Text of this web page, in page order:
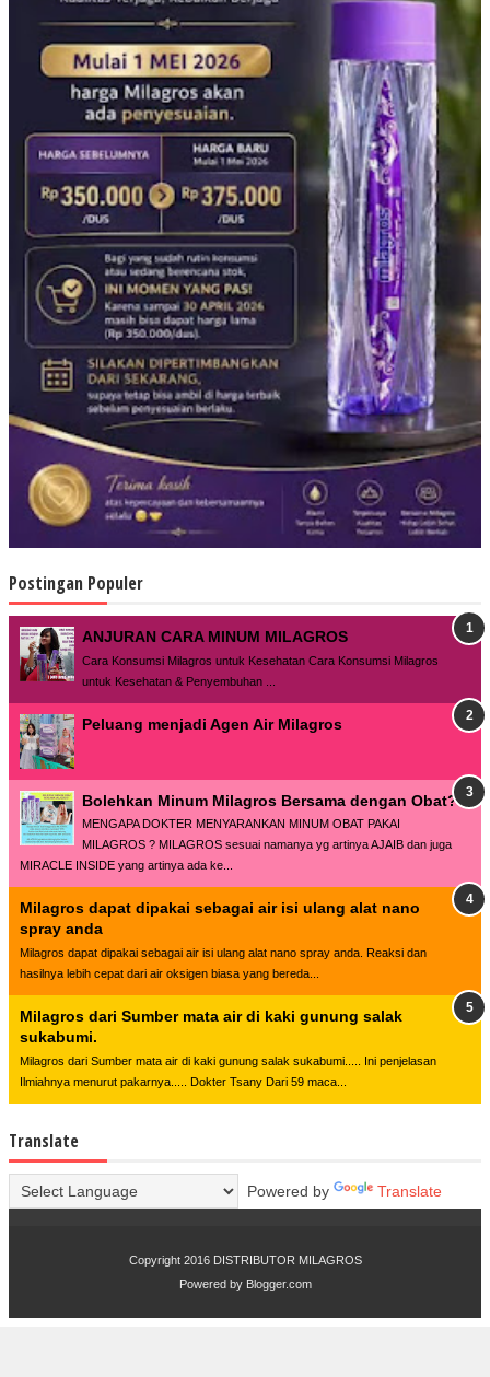
Postingan Populer
ANJURAN CARA MINUM MILAGROS
Cara Konsumsi Milagros untuk Kesehatan Cara Konsumsi Milagros
untuk Kesehatan & Penyembuhan ...
Peluang menjadi Agen Air Milagros
Bolehkan Minum Milagros Bersama dengan Obat?
MENGAPA DOKTER MENYARANKAN MINUM OBAT PAKAI
MILAGROS ? MILAGROS sesuai namanya yg artinya AJAIB dan juga
MIRACLE INSIDE yang artinya ada ke...
Milagros dapat dipakai sebagai air isi ulang alat nano
spray anda
Milagros dapat dipakai sebagai air isi ulang alat nano spray anda. Reaksi dan
hasilnya lebih cepat dari air oksigen biasa yang bereda...
Milagros dari Sumber mata air di kaki gunung salak
sukabumi.
Milagros dari Sumber mata air di kaki gunung salak sukabumi..... Ini penjelasan
Ilmiahnya menurut pakarnya..... Dokter Tsany Dari 59 maca...
Translate
Powered by Translate
Copyright 2016 DISTRIBUTOR MILAGROS
Powered by Blogger.com